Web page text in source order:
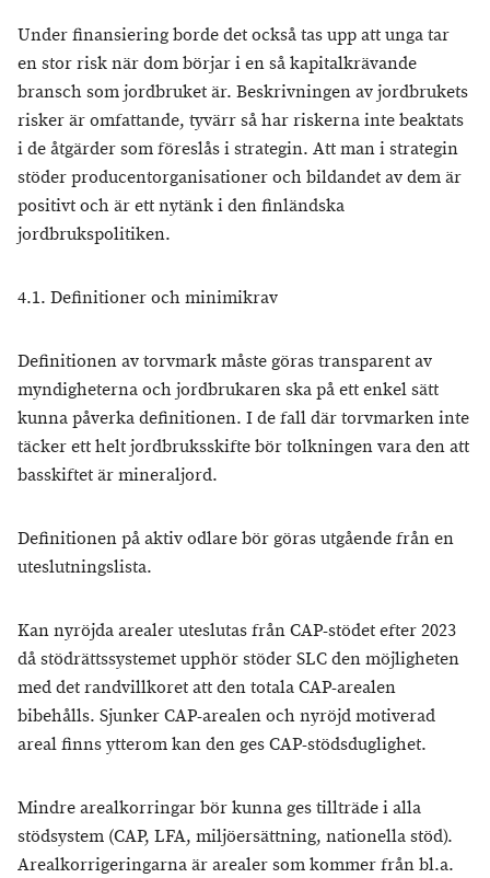
Under finansiering borde det också tas upp att unga tar
en stor risk när dom börjar i en så kapitalkrävande
bransch som jordbruket är. Beskrivningen av jordbrukets
risker är omfattande, tyvärr så har riskerna inte beaktats
i de åtgärder som föreslås i strategin. Att man i strategin
stöder producentorganisationer och bildandet av dem är
positivt och är ett nytänk i den finländska
jordbrukspolitiken.
4.1. Definitioner och minimikrav
Definitionen av torvmark måste göras transparent av
myndigheterna och jordbrukaren ska på ett enkel sätt
kunna påverka definitionen. I de fall där torvmarken inte
täcker ett helt jordbruksskifte bör tolkningen vara den att
basskiftet är mineraljord.
Definitionen på aktiv odlare bör göras utgående från en
uteslutningslista.
Kan nyröjda arealer uteslutas från CAP-stödet efter 2023
då stödrättssystemet upphör stöder SLC den möjligheten
med det randvillkoret att den totala CAP-arealen
bibehålls. Sjunker CAP-arealen och nyröjd motiverad
areal finns ytterom kan den ges CAP-stödsduglighet.
Mindre arealkorringar bör kunna ges tillträde i alla
stödsystem (CAP, LFA, miljöersättning, nationella stöd).
Arealkorrigeringarna är arealer som kommer från bl.a.